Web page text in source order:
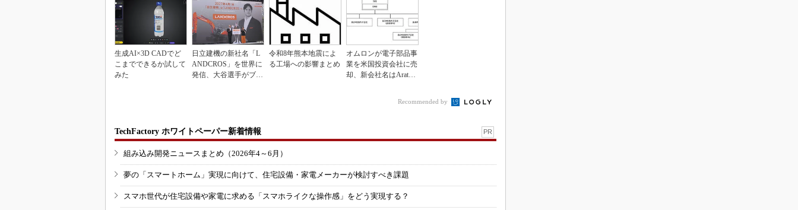
生成AI×3D CADでど
こまでできるか試して
みた
日立建機の新社名「L
ANDCROS」を世界に
発信、大谷選手がブラ
令和8年熊本地震によ
る工場への影響まとめ
オムロンが電子部品事
業を米国投資会社に売
却、新会社名はAratas
Recommended by
TechFactory ホワイトペーパー新着情報 PR
組み込み開発ニュースまとめ（2026年4～6月）
夢の「スマートホーム」実現に向けて、住宅設備・家電メーカーが検討すべき課題
スマホ世代が住宅設備や家電に求める「スマホライクな操作感」をどう実現する？